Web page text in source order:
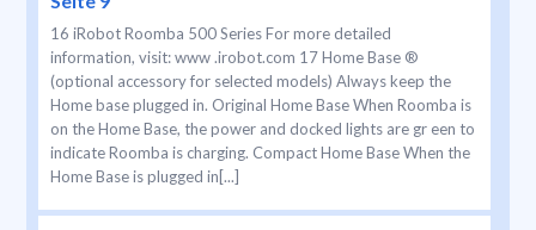
16 iRobot Roomba 500 Series For more detailed
information, visit: www .irobot.com 17 Home Base ®
(optional accessory for selected models) Always keep the
Home base plugged in. Original Home Base When Roomba is
on the Home Base, the power and docked lights are gr een to
indicate Roomba is charging. Compact Home Base When the
Home Base is plugged in[...]